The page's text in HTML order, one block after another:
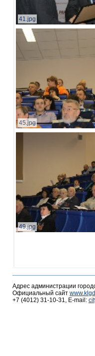
41.jpg
45.jpg
49.jpg
Адрес администрации
Официальный сайт
+7 (4012) 31-10-31, E-mail: